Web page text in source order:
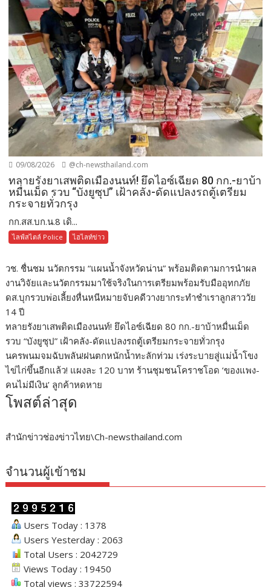
09/08/2026 @ch-newsthailand.com
ทลายรังยาเสพติดเมืองนนท์! ยึดไอซ์เฉียด 80 กก.-ยาบ้า
หมื่นเม็ด รวบ “บังยูซุป” เฝ้าคลัง-ดัดแปลงรถตู้เตรียม
กระจายทั่วกรุง
กก.สส.บก.น.8 เดิ...
ไลฟ์สไตล์ Police ไฮไลท์ข่าว
วช. ชื่นชม นวัตกรรม “แผนน้ำจังหวัดน่าน” พร้อมติดตามการนำผล
งานวิจัยและนวัตกรรมมาใช้จริงในการเตรียมพร้อมรับมืออุทกภัย
ดส.บุกรวบพ่อเลี้ยงหื่นหนีหมายจับคดีวางยากระทำชำเราลูกสาววัย
14 ปี
ทลายรังยาเสพติดเมืองนนท์! ยึดไอซ์เฉียด 80 กก.-ยาบ้าหมื่นเม็ด
รวบ “บังยูซุป” เฝ้าคลัง-ดัดแปลงรถตู้เตรียมกระจายทั่วกรุง
นครพนมจมฉับพลัน!ฝนตกหนักน้ำทะลักท่วม เร่งระบายสู่แม่น้ำโขง
ไข่ไก่ขึ้นอีกแล้ว! แผงละ 120 บาท ร้านชุมชนโคราชโอด ‘ของแพง-
คนไม่มีเงิน’ ลูกค้าหดหาย
โพสต์ล่าสุด
สำนักข่าวช่องข่าวไทย\Ch-newsthailand.com
จำนวนผู้เข้าชม
Users Today : 1378
Users Yesterday : 2063
Total Users : 2042729
Views Today : 19450
Total views : 33722594